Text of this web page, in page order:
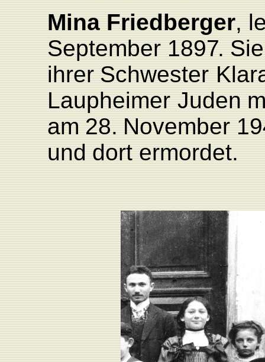
Mina Friedberger,
September 1897. Sie
ihrer Schwester
Laupheimer Juden
am 28. November
und dort ermordet.